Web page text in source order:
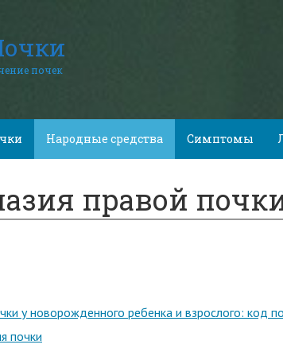
почек
Народные средства Симптомы
правой
у новорожденного ребенка и взрослого:
почки